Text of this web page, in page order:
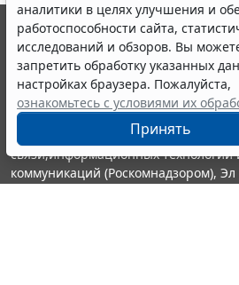
аналитики в целях улучшения и
работоспособности сайта,
исследований и обзоров. Вы
запретить обработку указанных
настройках браузера. Пожалуйста,
ознакомьтесь с условиями их
Принять
© ООО "НПП "ГАРАНТ-СЕРВИС", 2026.
выпускается с 1990 года.
являются участниками Российской
информации ГАРАНТ.
Портал ГАРАНТ.РУ зарегистрирован
издания Федеральной службой по
связи,информационных технологий
коммуникаций (Роскомнадзором),